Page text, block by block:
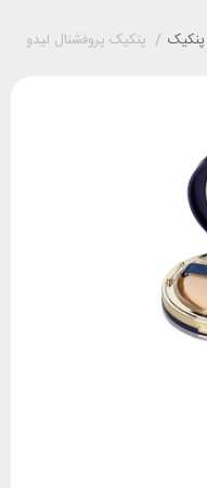
پنکیک / پنکیک پروفشنال لیدو